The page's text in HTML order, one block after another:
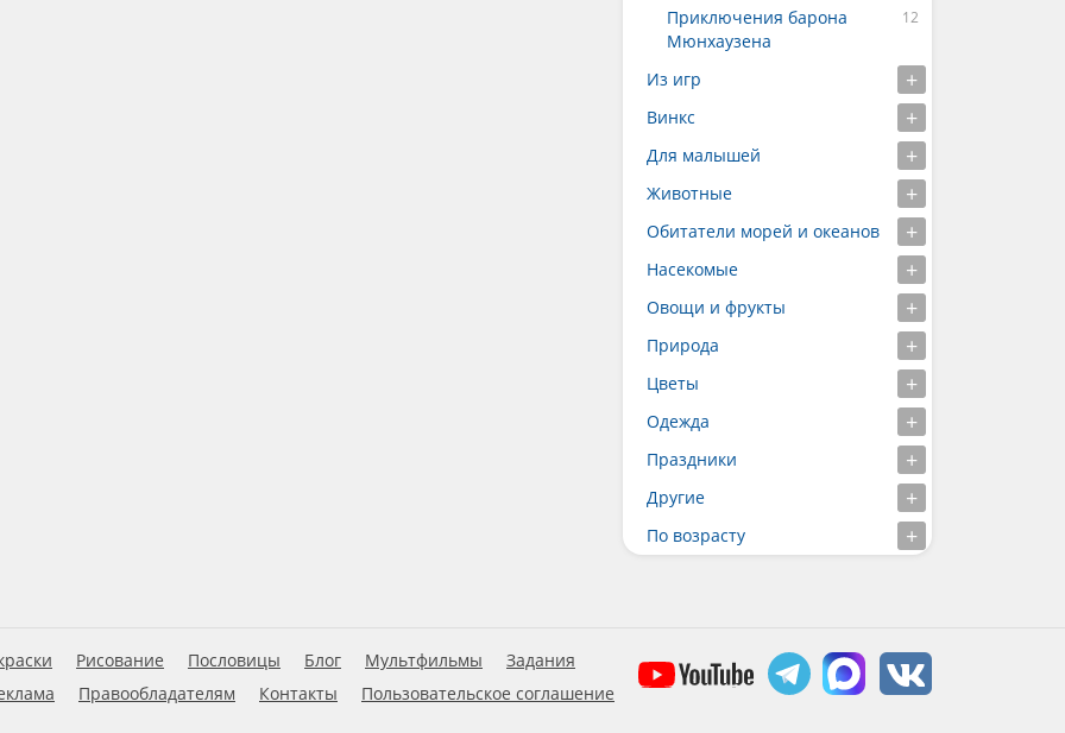
Приключения барона
Мюнхаузена
Из игр
Винкс
Для малышей
Животные
Обитатели морей и океанов
Насекомые
Овощи и фрукты
Природа
Цветы
Одежда
Праздники
Другие
По возрасту
Рисование Пословицы Блог Мультфильмы
Задания
Правообладателям Контакты Пользовательское соглашение